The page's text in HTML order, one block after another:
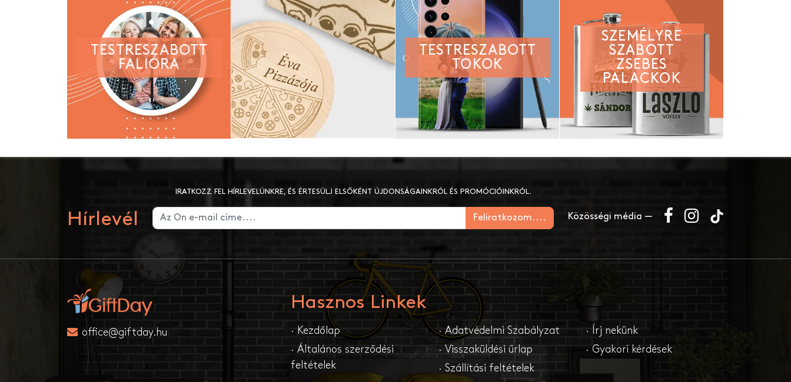
TESTRESZABOTT
FALIÓRA
TESTRESZABOTT
TOKOK
SZEMÉLYRE
SZABOTT
ZSEBES
PALACKOK
Hírlevél
IRATKOZZ FEL HÍRLEVELÜNKRE, ÉS ÉRTESÜLJ ELSŐKÉNT ÚJDONSÁGAINKRÓL ÉS PROMÓCIÓINKRÓL.
Feliratkozom.... Közösségi média —
office@giftday.hu
Hasznos Linkek
· Kezdőlap
· Általános szerződési
feltételek
· Adatvédelmi Szabályzat
· Visszaküldési űrlap
· Szállítási feltételek
· Írj nekünk
· Gyakori kérdések